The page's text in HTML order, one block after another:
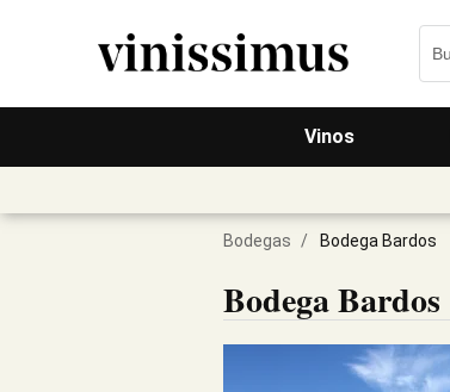
Vinos
Bodegas / Bodega Bardos
Bodega Bardos